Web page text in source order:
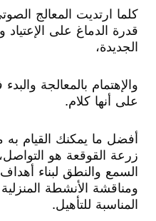
كلما ارتديت المعالج
قدرة الدماغ على الإعتياد
الجديدة،
والإهتمام بالمعالجة
على أنها كلام.
أفضل ما يمكنك القيام
زرعة القوقعة هو
السمع والنطق لبناء
ومناقشة الأنشطة
المناسبة للتأهيل.